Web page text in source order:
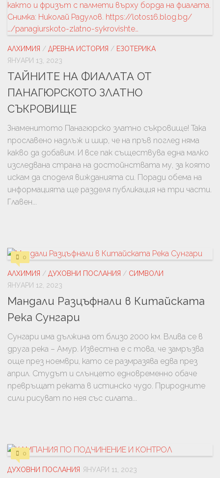
АЛХИМИЯ / ДРЕВНА ИСТОРИЯ / ЕЗОТЕРИКА
ЯНУАРИ 13, 2023
ТАЙНИТЕ НА ФИАЛАТА ОТ
ПАНАГЮРСКОТО ЗЛАТНО
СЪКРОВИЩЕ
Знаменитото Панагюрско златно съкровище! Така
прославено надлъж и шир, че на пръв поглед няма
какво да добавим. И все пак съществува една малко
изследвана страна на достойнствата му, за която
искам да споделя вижданията си. Поради обема на
информацията ще разделя публикация на три части.
Главен...
0
АЛХИМИЯ / ДУХОВНИ ПОСЛАНИЯ / СИМВОЛИ
ЯНУАРИ 12, 2023
Мандали Разцъфнали в Китайската
Река Сунгари
Сунгари има дължина от близо 2000 км. Влива се в
друга река – Амур. Известна е с това, че замръзва
още през ноември, като се размразява едва през
април. Студът и слънцето едновременно обаче
превръщат реката в истинско чудо. Природните
сили рисуват по нея със силата...
0
ДУХОВНИ ПОСЛАНИЯ ЯНУАРИ 11, 2023